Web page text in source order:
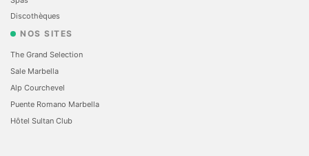
Discothèques
NOS SITES
The Grand Selection
Sale Marbella
Alp Courchevel
Puente Romano Marbella
Hôtel Sultan Club